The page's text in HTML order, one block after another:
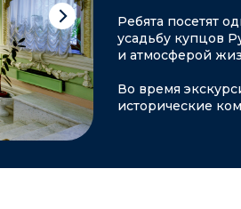
Ребята посетят
усадьбу купцов
и атмосферой
Во время
исторические